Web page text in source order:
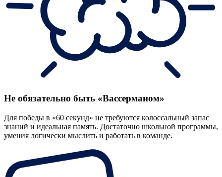
Не обязательно быть «Вассерманом»
Для победы в «60 секунд» не требуются колоссальный запас
знаний и идеальная память. Достаточно школьной программы,
умения логически мыслить и работать в команде.